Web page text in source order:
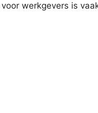
werkgevers is